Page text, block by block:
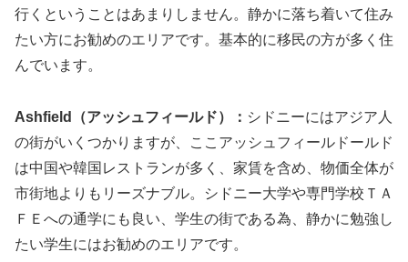
行くということはあまりしません。静かに落ち着いて住み
たい方にお勧めのエリアです。基本的に移民の方が多く住
んでいます。
Ashfield（アッシュフィールド）： シドニーにはアジア人
の街がいくつかりますが、ここアッシュフィールドールド
は中国や韓国レストランが多く、家賃を含め、物価全体が
市街地よりもリーズナブル。シドニー大学や専門学校ＴＡ
ＦＥへの通学にも良い、学生の街である為、静かに勉強し
たい学生にはお勧めのエリアです。